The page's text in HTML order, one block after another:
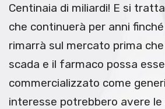
Centinaia di miliardi! E si
che continuerà per anni
rimarrà sul mercato prima
scada e il farmaco possa
commercializzato come
interesse potrebbero avere le